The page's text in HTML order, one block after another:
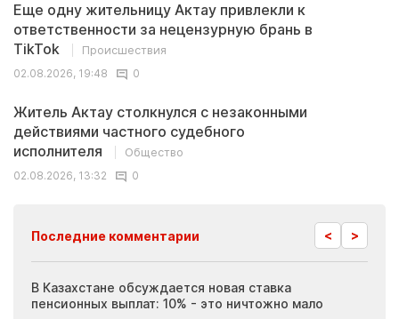
Еще одну жительницу Актау привлекли к
ответственности за нецензурную брань в
TikTok
Происшествия
02.08.2026, 19:48
0
Житель Актау столкнулся с незаконными
действиями частного судебного
исполнителя
Общество
02.08.2026, 13:32
0
Последние комментарии < >
В Казахстане обсуждается новая ставка
пенсионных выплат: 10% - это ничтожно мало